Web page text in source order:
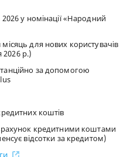
у номінації «Народний
для нових користувачів
2026 р.)
за допомогою
коштів
кредитними коштами
відсотки за кредитом)